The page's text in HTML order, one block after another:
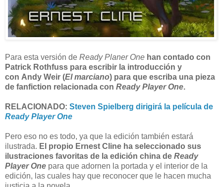
Para esta versión de Ready Planer One han contado con
Patrick Rothfuss para escribir la introducción y
con Andy Weir (El marciano) para que escriba una pieza
de fanfiction relacionada con Ready Player One.
RELACIONADO: Steven Spielberg dirigirá la película de
Ready Player One
Pero eso no es todo, ya que la edición también estará
ilustrada. El propio Ernest Cline ha seleccionado sus
ilustraciones favoritas de la edición china de Ready
Player One para que adornen la portada y el interior de la
edición, las cuales hay que reconocer que le hacen mucha